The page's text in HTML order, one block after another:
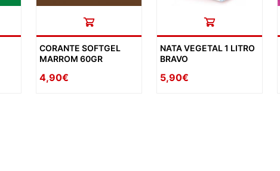
CORANTE SOFTGEL
MARROM 60GR
4,90€
NATA VEGETAL 1 LITRO
BRAVO
5,90€